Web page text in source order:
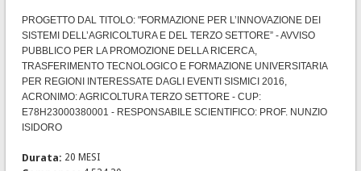
PROGETTO DAL TITOLO: "FORMAZIONE PER L’INNOVAZIONE DEI
SISTEMI DELL’AGRICOLTURA E DEL TERZO SETTORE” - AVVISO
PUBBLICO PER LA PROMOZIONE DELLA RICERCA,
TRASFERIMENTO TECNOLOGICO E FORMAZIONE UNIVERSITARIA
PER REGIONI INTERESSATE DAGLI EVENTI SISMICI 2016,
ACRONIMO: AGRICOLTURA TERZO SETTORE - CUP:
E78H23000380001 - RESPONSABILE SCIENTIFICO: PROF. NUNZIO
ISIDORO
Durata: 20 MESI